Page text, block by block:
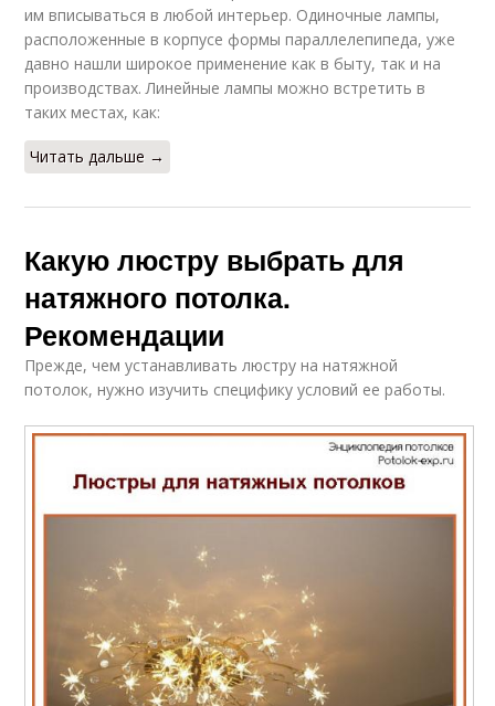
им вписываться в любой интерьер. Одиночные лампы,
расположенные в корпусе формы параллелепипеда, уже
давно нашли широкое применение как в быту, так и на
производствах. Линейные лампы можно встретить в
таких местах, как:
Читать дальше →
Какую люстру выбрать для
натяжного потолка.
Рекомендации
Прежде, чем устанавливать люстру на натяжной
потолок, нужно изучить специфику условий ее работы.